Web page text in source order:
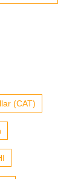
(CAT)